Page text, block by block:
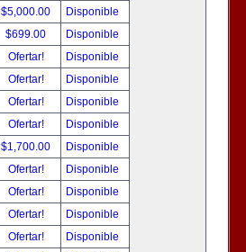
$5,000.00
Disponible
$699.00
Disponible
Ofertar!
Disponible
Ofertar!
Disponible
Ofertar!
Disponible
Ofertar!
Disponible
$1,700.00
Disponible
Ofertar!
Disponible
Ofertar!
Disponible
Ofertar!
Disponible
Ofertar!
Disponible